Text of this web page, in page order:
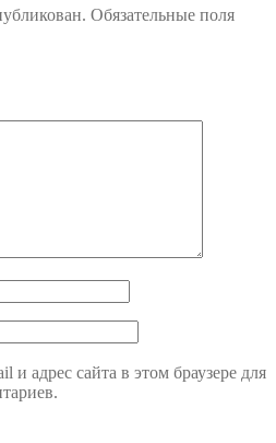
Обязательные поля
и адрес сайта в этом браузере для